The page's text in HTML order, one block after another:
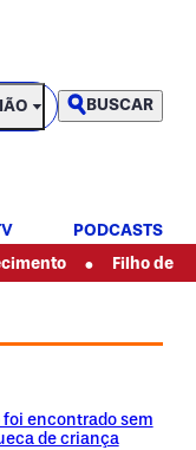
BUSCAR
PODCASTS
• Filho de pintor
encontrado sem
de criança